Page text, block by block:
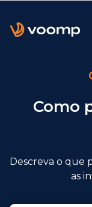
Como
Descreva o que
as